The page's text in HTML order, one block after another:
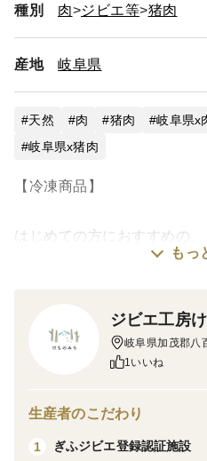
種別 肉 ジビエ等 猪肉
産地 岐阜県
天然 肉 猪肉 岐阜県x
岐阜県x猪肉
【冷凍商品】
はじめての方におすすめの
焼くだけで手軽にお楽しみい
＜セット内容＞
もっ
ジビエ工房
岐阜県加茂郡八
1いいね
生産者のこだわり
1
ぎふジビエ登録認証施設